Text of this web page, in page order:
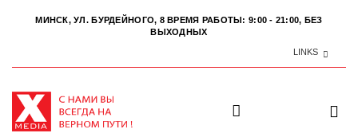
МИНСК, УЛ. БУРДЕЙНОГО, 8 ВРЕМЯ РАБОТЫ: 9:00 - 21:00, БЕЗ
ВЫХОДНЫХ
LINKS